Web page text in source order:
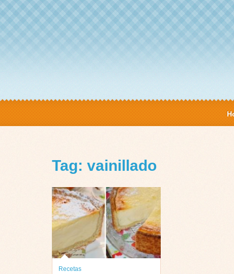
Tag: vainillado
Recetas